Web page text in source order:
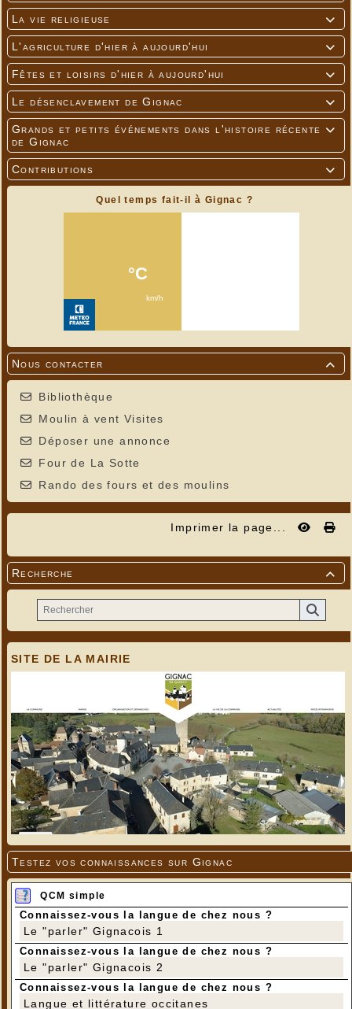

La vie religieuse

L'agriculture d'hier à aujourd'hui

Fêtes et loisirs d'hier à aujourd'hui

Le désenclavement de Gignac

Grands et petits événements dans l'histoire récente
de Gignac

Contributions
Quel temps fait-il à Gignac ?

Nous contacter
Bibliothèque
Moulin à vent Visites
Déposer une annonce
Four de La Sotte
Rando des fours et des moulins
Imprimer la page...

Recherche
SITE DE LA MAIRIE
Testez vos connaissances sur Gignac
QCM simple
Connaissez-vous la langue de chez nous ?
Le "parler" Gignacois 1
Connaissez-vous la langue de chez nous ?
Le "parler" Gignacois 2
Connaissez-vous la langue de chez nous ?
Langue et littérature occitanes